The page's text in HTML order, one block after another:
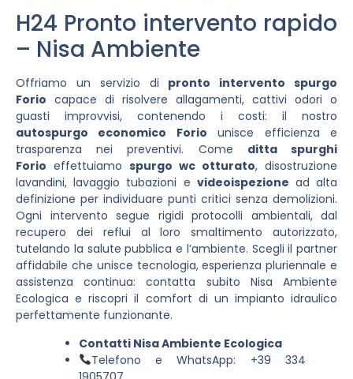
H24 Pronto intervento rapido
– Nisa Ambiente
Offriamo un servizio di pronto intervento spurgo
Forio capace di risolvere allagamenti, cattivi odori o
guasti improvvisi, contenendo i costi: il nostro
autospurgo economico Forio unisce efficienza e
trasparenza nei preventivi. Come ditta spurghi
Forio effettuiamo spurgo wc otturato, disostruzione
lavandini, lavaggio tubazioni e videoispezione ad alta
definizione per individuare punti critici senza demolizioni.
Ogni intervento segue rigidi protocolli ambientali, dal
recupero dei reflui al loro smaltimento autorizzato,
tutelando la salute pubblica e l’ambiente. Scegli il partner
affidabile che unisce tecnologia, esperienza pluriennale e
assistenza continua: contatta subito Nisa Ambiente
Ecologica e riscopri il comfort di un impianto idraulico
perfettamente funzionante.
Contatti Nisa Ambiente Ecologica
Telefono e WhatsApp: +39 334